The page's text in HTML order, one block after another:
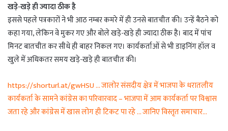
खड़े-खड़े ही ज्यादा ठीक है
इससे पहले पत्रकारों ने भी आठ नम्बर कमरे में ही उनसे बातचीत की। उन्हें बैठने को
कहा गया, लेकिन वे मुकर गए और बोले खड़े-खड़े ही ज्यादा ठीक है। बाद में पांच
मिनट बातचीत कर सीधे ही बाहर निकल गए। कार्यकर्ताओं से भी डाइनिंग हॉल व
खुले में अधिकतर समय खड़े-खड़े ही बातचीत की।
https://shorturl.at/gwHSU … जालोर संसदीय क्षेत्र में भाजपा के धरातलीय
कार्यकर्ता के सामने कांग्रेस का परिवारवाद – भाजपा में आम कार्यकर्ता पर विश्वास
जता रहे और कांग्रेस में खास लोग ही टिकट पा रहे … जानिए विस्तृत समाचार…